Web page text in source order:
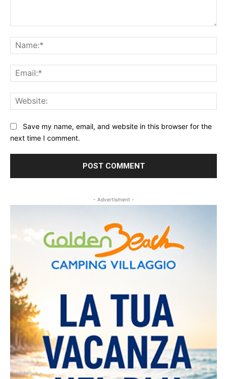
Save my name, email, and website in this browser for the
next time I comment.
- Advertisment -